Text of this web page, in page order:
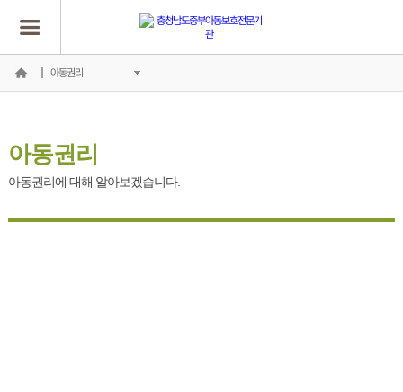
아동권리
아동권리
아동권리에 대해 알아보겠습니다.